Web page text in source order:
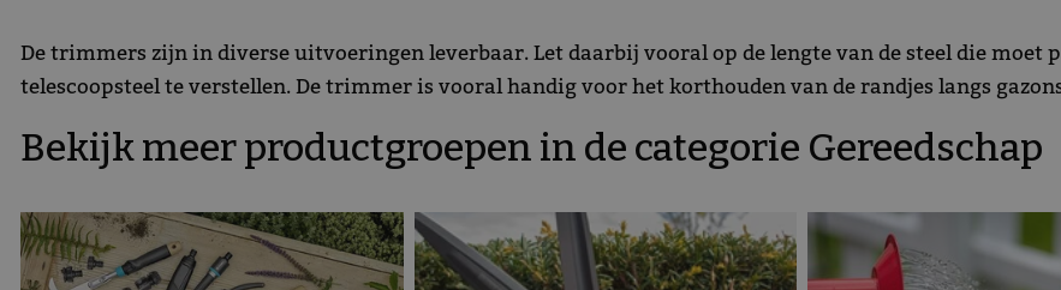
De trimmers zijn in diverse uitvoeringen leverbaar. Let daarbij vooral op de lengte van de steel die moet
telescoopsteel te verstellen. De trimmer is vooral handig voor het korthouden van de randjes langs
Bekijk meer productgroepen in de categorie Gereedschap